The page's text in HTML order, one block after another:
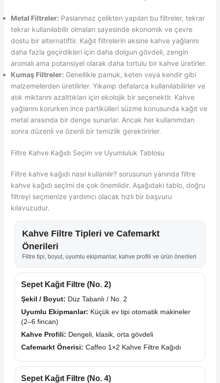
Metal Filtreler: Paslanmaz çelikten yapılan bu filtreler, tekrar
tekrar kullanılabilir olmaları sayesinde ekonomik ve çevre
dostu bir alternatiftir. Kağıt filtrelerin aksine kahve yağlarını
daha fazla geçirdikleri için daha dolgun gövdeli, zengin
aromalı ama potansiyel olarak daha tortulu bir kahve üretirler.
Kumaş Filtreler: Genellikle pamuk, keten veya kendir gibi
malzemelerden üretilirler. Yıkanıp defalarca kullanılabilirler ve
atık miktarını azalttıkları için ekolojik bir seçenektir. Kahve
yağlarını korurken ince partikülleri süzme konusunda kağıt ve
metal arasında bir denge sunarlar. Ancak her kullanımdan
sonra düzenli ve özenli bir temizlik gerektirirler.
Filtre Kahve Kağıdı Seçim ve Uyumluluk Tablosu
Filtre kahve kağıdı nasıl kullanılır? sorusunun yanında filtre
kahve kağıdı seçimi de çok önemlidir. Aşağıdaki tablo, doğru
filtreyi seçmenize yardımcı olacak hızlı bir başvuru
kılavuzudur.
Kahve Filtre Tipleri ve Cafemarkt
Önerileri
Filtre tipi, boyut, uyumlu ekipmanlar, kahve profili ve ürün önerileri
Sepet Kağıt Filtre (No. 2)
Şekil / Boyut: Düz Tabanlı / No. 2
Uyumlu Ekipmanlar: Küçük ev tipi otomatik makineler
(2–6 fincan)
Kahve Profili: Dengeli, klasik, orta gövdeli
Cafemarkt Önerisi: Caffeo 1×2 Kahve Filtre Kağıdı
Sepet Kağıt Filtre (No. 4)